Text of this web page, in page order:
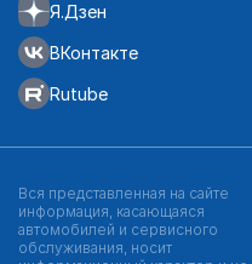
Я.Дзен
ВКонтакте
Rutube
Вся представленная на сайте
информация, касающаяся
автомобилей и сервисного
обслуживания, носит